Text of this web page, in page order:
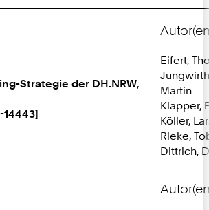
Strategie der DH.NRW,
14443]
Eifert,
Martin
Klapper,
Köller,
Rieke,
Dittrich,